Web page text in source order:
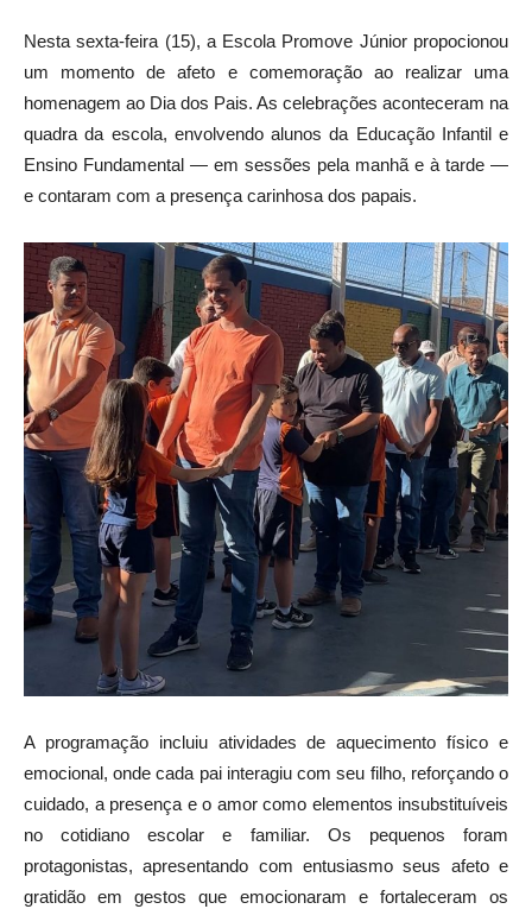
Nesta sexta-feira (15), a Escola Promove Júnior propocionou
um momento de afeto e comemoração ao realizar uma
homenagem ao Dia dos Pais. As celebrações aconteceram na
quadra da escola, envolvendo alunos da Educação Infantil e
Ensino Fundamental — em sessões pela manhã e à tarde —
e contaram com a presença carinhosa dos papais.
A programação incluiu atividades de aquecimento físico e
emocional, onde cada pai interagiu com seu filho, reforçando o
cuidado, a presença e o amor como elementos insubstituíveis
no cotidiano escolar e familiar. Os pequenos foram
protagonistas, apresentando com entusiasmo seus afeto e
gratidão em gestos que emocionaram e fortaleceram os